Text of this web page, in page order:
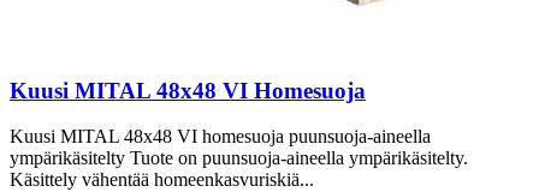
Kuusi MITAL 48x48 VI Homesuoja
Kuusi MITAL 48x48 VI homesuoja puunsuoja-aineella
ympärikäsitelty Tuote on puunsuoja-aineella ympärikäsitelty.
Käsittely vähentää homeenkasvuriskiä...